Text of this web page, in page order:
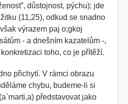
důstojnost, pýchu); jde
(11,25), odkud se snadno
výrazem paj o;gkoj
- a dnešním kazatelům -,
toho, co je přítěží.
přichytí. V rámci obrazu
chybu, budeme-li si
představovat jako